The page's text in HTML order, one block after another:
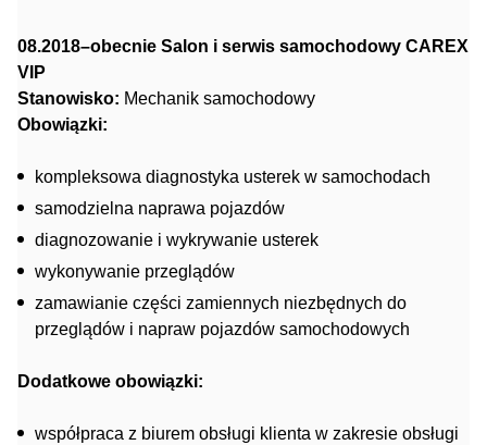
08.2018–obecnie Salon i serwis samochodowy CAREX
VIP
Stanowisko: Mechanik samochodowy
Obowiązki:
kompleksowa diagnostyka usterek w samochodach
samodzielna naprawa pojazdów
diagnozowanie i wykrywanie usterek
wykonywanie przeglądów
zamawianie części zamiennych niezbędnych do
przeglądów i napraw pojazdów samochodowych
Dodatkowe obowiązki:
współpraca z biurem obsługi klienta w zakresie obsługi